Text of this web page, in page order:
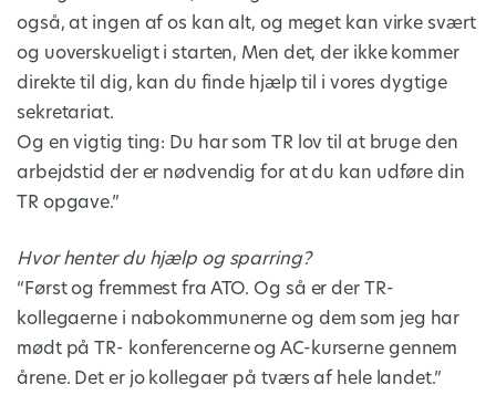
også, at ingen af os kan alt, og meget kan virke svært
og uoverskueligt i starten, Men det, der ikke kommer
direkte til dig, kan du finde hjælp til i vores dygtige
sekretariat.
Og en vigtig ting: Du har som TR lov til at bruge den
arbejdstid der er nødvendig for at du kan udføre din
TR opgave.”
Hvor henter du hjælp og sparring?
“Først og fremmest fra ATO. Og så er der TR-
kollegaerne i nabokommunerne og dem som jeg har
mødt på TR- konferencerne og AC-kurserne gennem
årene. Det er jo kollegaer på tværs af hele landet.”